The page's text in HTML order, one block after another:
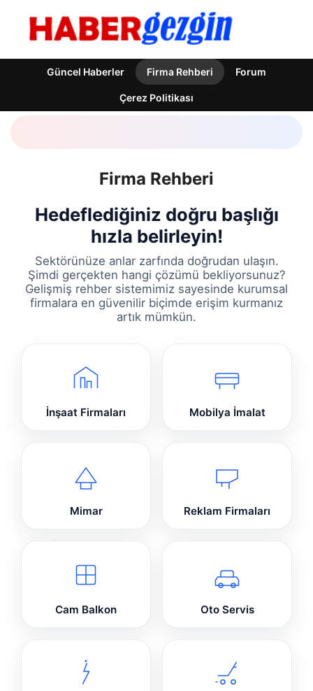
Güncel Haberler Firma Rehberi Forum
Çerez Politikası
Firma Rehberi
Hedeflediğiniz doğru başlığı
hızla belirleyin!
Sektörünüze anlar zarfında doğrudan ulaşın.
Şimdi gerçekten hangi çözümü bekliyorsunuz?
Gelişmiş rehber sistemimiz sayesinde kurumsal
firmalara en güvenilir biçimde erişim kurmanız
artık mümkün.
İnşaat Firmaları Mobilya İmalat
Mimar Reklam Firmaları
Cam Balkon Oto Servis